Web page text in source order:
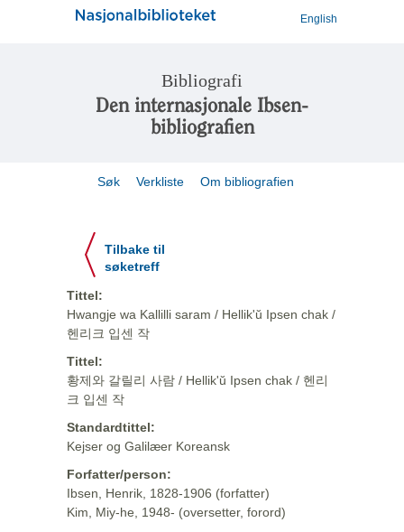
English
Bibliografi
Den internasjonale Ibsen-
bibliografien
Søk Verkliste Om bibliografien
Tilbake til
søketreff
Tittel:
Hwangje wa Kallilli saram / Hellik'ŭ Ipsen chak /
헨리크 입센 작
Tittel:
황제와 갈릴리 사람 / Hellik'ŭ Ipsen chak / 헨리
크 입센 작
Standardtittel:
Kejser og Galilæer Koreansk
Forfatter/person:
Ibsen, Henrik, 1828-1906 (forfatter)
Kim, Miy-he, 1948- (oversetter, forord)